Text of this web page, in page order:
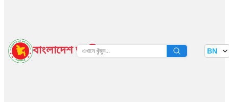
বাংলাদেশ জাতীয় তথ্য বাতায়ন BN